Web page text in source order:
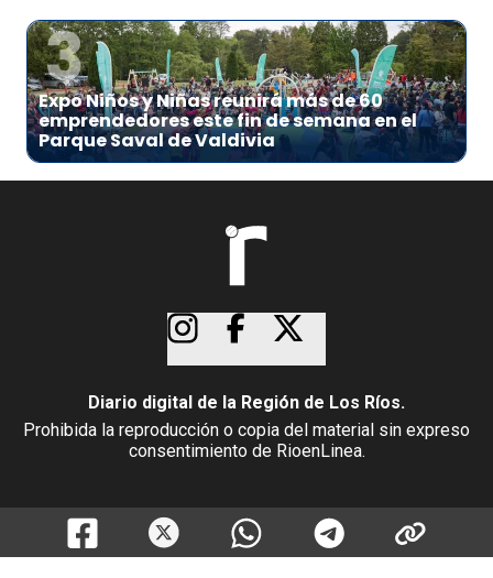
3
Expo Niños y Niñas reunirá más de 60
emprendedores este fin de semana en el
Parque Saval de Valdivia
Diario digital de la Región de Los Ríos.
Prohibida la reproducción o copia del material sin expreso
consentimiento de RioenLinea.